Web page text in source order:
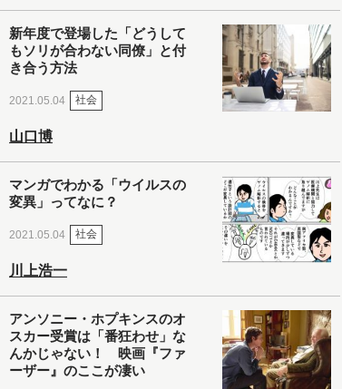
新年度で登場した「どうして
もソリが合わない同僚」と付
き合う方法
2021.05.04 社会
山口博
マンガでわかる「ウイルスの
変異」ってなに？
2021.05.04 社会
川上浩一
アンソニー・ホプキンスのオ
スカー受賞は「番狂わせ」な
んかじゃない！ 映画『ファ
ーザー』のここが凄い